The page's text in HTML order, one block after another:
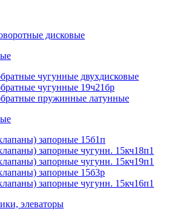
дисковые
чугунные двухдисковые
чугунные 19ч21бр
пружинные латунные
запорные 15б1п
запорные чугунн. 15кч18п1
запорные чугунн. 15кч19п1
запорные 15б3р
запорные чугунн. 15кч16п1
элеваторы